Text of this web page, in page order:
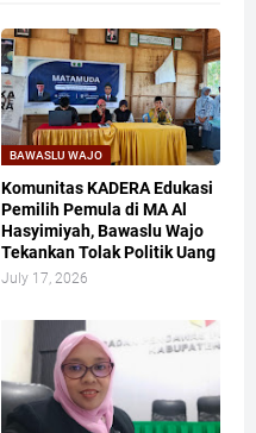
BAWASLU WAJO
Komunitas KADERA Edukasi
Pemilih Pemula di MA Al
Hasyimiyah, Bawaslu Wajo
Tekankan Tolak Politik Uang
July 17, 2026